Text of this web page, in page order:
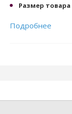
Размер товара
Подробнее